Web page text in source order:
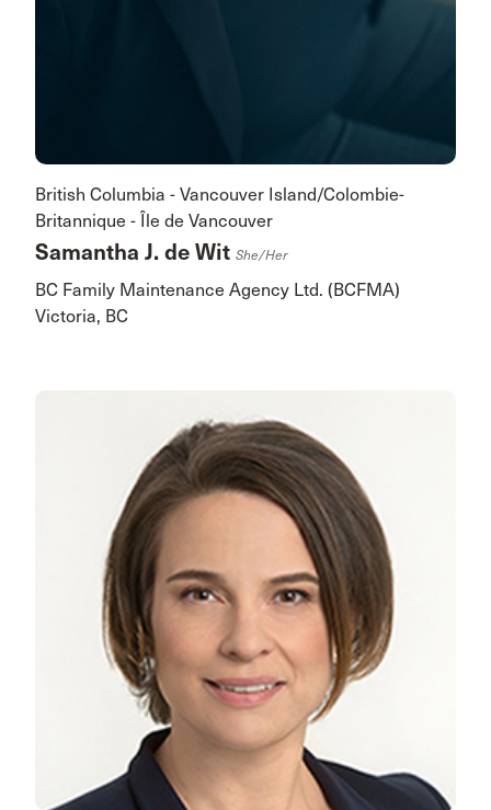
British Columbia - Vancouver Island/Colombie-
Britannique - Île de Vancouver
Samantha J. de Wit She/her
BC Family Maintenance Agency Ltd. (BCFMA)
Victoria, BC